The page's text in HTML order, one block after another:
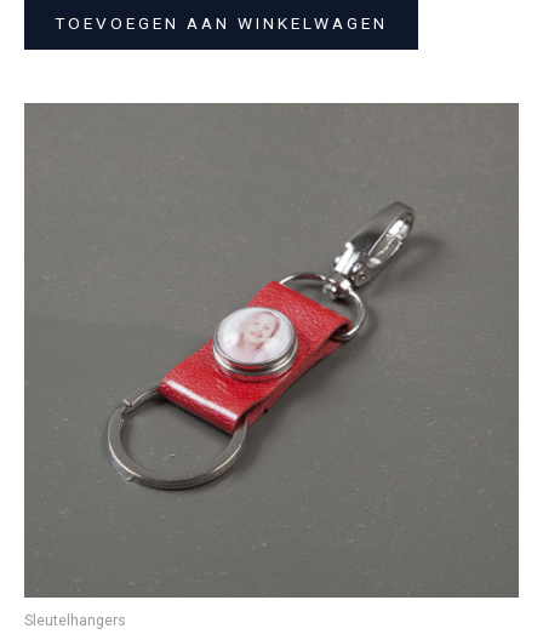
TOEVOEGEN AAN WINKELWAGEN
Sleutelhangers